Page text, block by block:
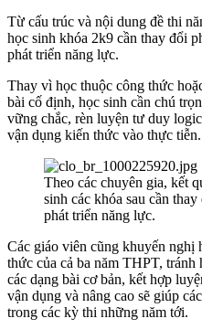
Từ cấu trúc và nội dung đề thi
học sinh khóa 2k9 cần thay đổi
phát triển năng lực.
Thay vì học thuộc công thức
bài cố định, học sinh cần chú
vững chắc, rèn luyện tư duy
vận dụng kiến thức vào thực tiễn.
Theo các chuyên gia, kết
sinh các khóa sau cần
phát triển năng lực.
Các giáo viên cũng khuyến nghị
thức của cả ba năm THPT,
các dạng bài cơ bản, kết hợp
vận dụng và nâng cao sẽ giúp
trong các kỳ thi những năm tới.